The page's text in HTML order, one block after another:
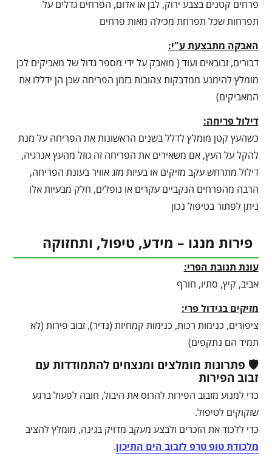
פרחים קטנים בצבע ירוק, לבן או אדום, הפרחים גדלים על
תפרחות שכל תפרחת מכילה מאות פרחים
האבקה מתבצעת ע"י:
דבורים, זבובאים ועוד ( מואבק על ידי מספר גדול של מאביקים לכן
מומלץ להימנע ממדבקות צהובות בזמן הפריחה שכן הן ידללו את
המאביקים)
דילול פריחה:
כשהעץ קטן מומלץ לדלל בשנים הראשונות את הפריחה על מנת
להקל על העץ, אם משאירים את הפריחה זה גוזל מהעץ אנרגיה,
דילול מתרחש עקב מזיקים או בעיות מזג אוויר בעונת הפריחה,
הרבה מהפרחים הנקביים עקרים או נופלים, חלק מבעיות אלו
ניתן לפתור בטיפול נכון
פירות מנגו – מידע, טיפול, ותחזוקה
עונת תנובת הפרי:
אביב, קיץ, סתיו, חורף
מזיקים בגידול פרי:
ציפורים, כנימות רכות, כנימות קמחיות (נדיר), זבוב פירות (לא
תמיד הם נתקפים)
🛡️ פתרונות מומלצים ומנצחים להתמודדות עם
זבוב הפירות
כדי למנוע מזבוב הפירות להרוס את היבול, חובה לפעול ברגע
שזקוקים לטיפול.
כדי ללכוד את הזכרים ולבצע מעקב מדויק בגינה, מומלץ להציב
מלכודת טופ טרפ לזבוב הים התיכון.